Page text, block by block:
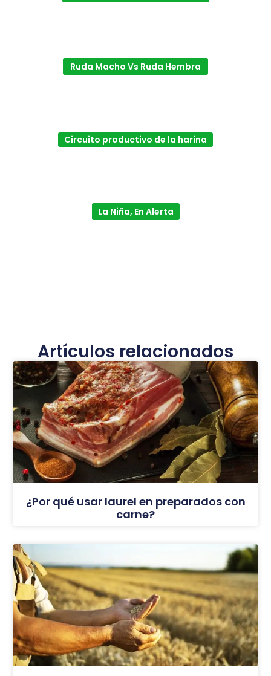
Ruda Macho Vs Ruda Hembra
Circuito productivo de la harina
La Niña, En Alerta
Artículos relacionados
¿Por qué usar laurel en preparados con
carne?